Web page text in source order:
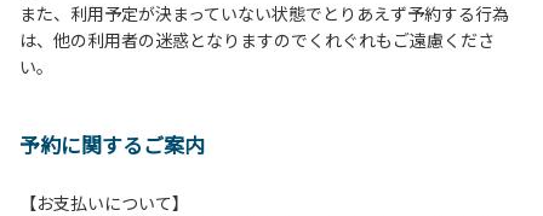
５、チェックアウトは、午前10時まで（日帰り使用の場合は
午後5時まで）です。チェックインの手続きを行っていない
方や使用人数が増えた場合は、必ず手続きを行ってくださ
ら午前10時までの間にゴミステーションに出してください。
は、お持ち帰りをお願いします。
また、利用予定が決まっていない状態でとりあえず予約する行為
は、他の利用者の迷惑となりますのでくれぐれもご遠慮くださ
い。
予約に関するご案内
【お支払いについて】